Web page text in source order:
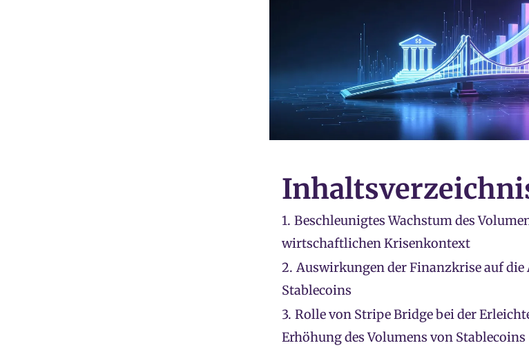
1. Beschleunigtes Wachstum des
wirtschaftlichen Krisenkontext
2. Auswirkungen der Finanzkrise auf
Stablecoins
3. Rolle von Stripe Bridge bei der
Erhöhung des Volumens von Stablecoins